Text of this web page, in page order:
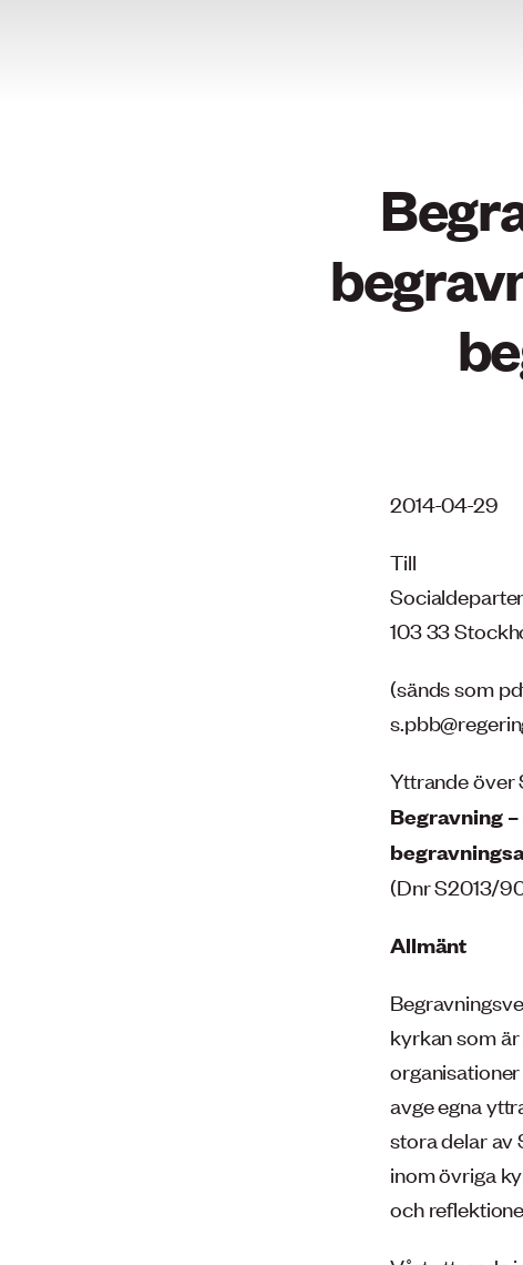
2014-04-29
Till
103 33
(sänds som
Yttrande över
Begravning
(Dnr S2013/
Allmänt
kyrkan som
avge egna
stora delar av
inom övriga
och